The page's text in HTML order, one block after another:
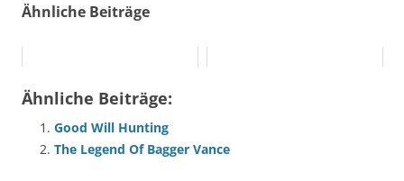
Ähnliche Beiträge
Ähnliche Beiträge:
Good Will Hunting
The Legend Of Bagger Vance